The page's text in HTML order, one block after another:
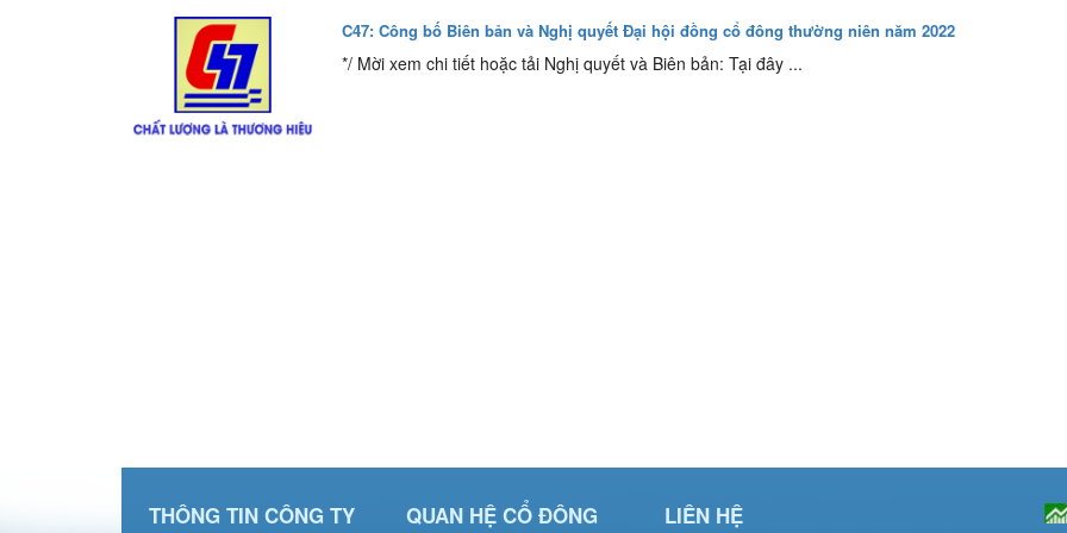
C47: Công bố Biên bản và Nghị quyết Đại hội đồng cổ đông thường niên năm 2022
*/ Mời xem chi tiết hoặc tải Nghị quyết và Biên bản: Tại đây ...
THÔNG TIN CÔNG TY QUAN HỆ CỔ ĐÔNG LIÊN HỆ